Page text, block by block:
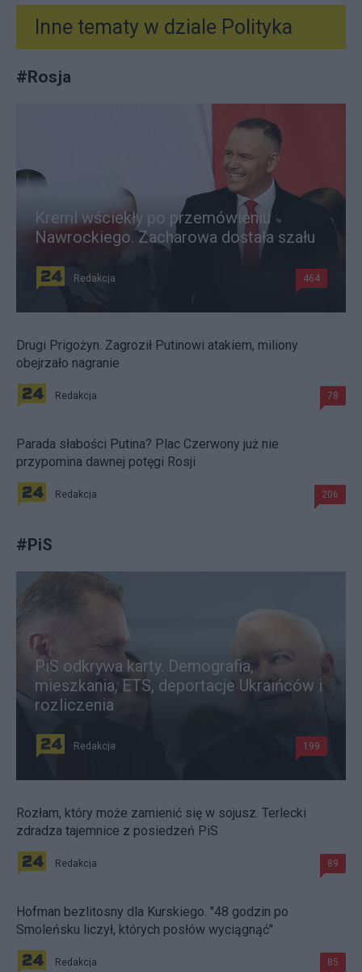
Inne tematy w dziale Polityka
#Rosja
Kreml wściekły po przemówieniu
Nawrockiego. Zacharowa dostała szału
Redakcja 464
Drugi Prigożyn. Zagroził Putinowi atakiem, miliony
obejrzało nagranie
Redakcja 78
Parada słabości Putina? Plac Czerwony już nie
przypomina dawnej potęgi Rosji
Redakcja 206
#PiS
PiS odkrywa karty. Demografia,
mieszkania, ETS, deportacje Ukraińców i
rozliczenia
Redakcja 199
Rozłam, który może zamienić się w sojusz. Terlecki
zdradza tajemnice z posiedzeń PiS
Redakcja 89
Hofman bezlitosny dla Kurskiego. "48 godzin po
Smoleńsku liczył, których posłów wyciągnąć"
Redakcja 85